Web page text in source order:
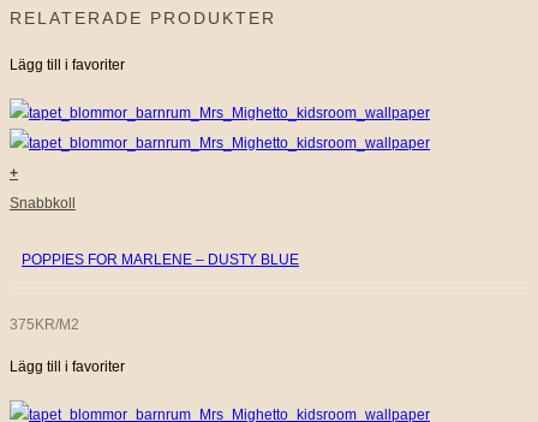
RELATERADE PRODUKTER
Lägg till i favoriter
+
Snabbkoll
POPPIES FOR MARLENE – DUSTY BLUE
375KR/M2
Lägg till i favoriter